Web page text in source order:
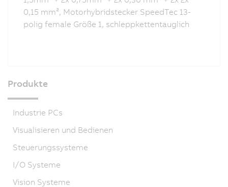
0,15 mm², Motorhybridstecker SpeedTec 13-
polig female Größe 1, schleppkettentauglich
Produkte
Industrie PCs
Visualisieren und Bedienen
Steuerungssysteme
I/O Systeme
Vision Systeme